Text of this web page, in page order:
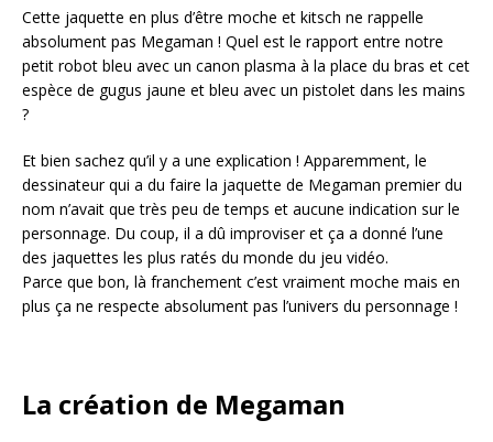
Cette jaquette en plus d’être moche et kitsch ne rappelle
absolument pas Megaman ! Quel est le rapport entre notre
petit robot bleu avec un canon plasma à la place du bras et cet
espèce de gugus jaune et bleu avec un pistolet dans les mains
?
Et bien sachez qu’il y a une explication ! Apparemment, le
dessinateur qui a du faire la jaquette de Megaman premier du
nom n’avait que très peu de temps et aucune indication sur le
personnage. Du coup, il a dû improviser et ça a donné l’une
des jaquettes les plus ratés du monde du jeu vidéo.
Parce que bon, là franchement c’est vraiment moche mais en
plus ça ne respecte absolument pas l’univers du personnage !
La création de Megaman